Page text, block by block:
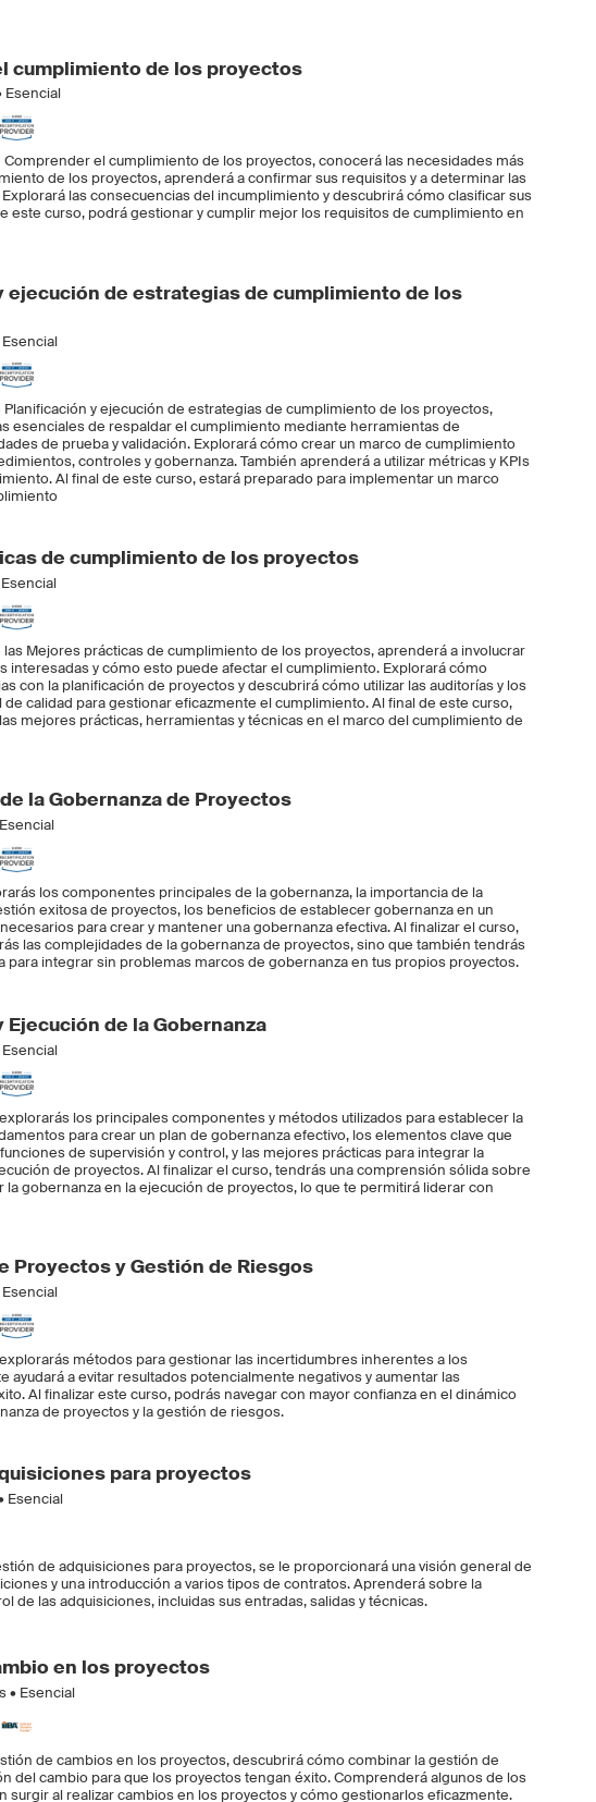
cumplimiento de los proyectos
Esencial
Comprender el cumplimiento de los proyectos, conocerá las necesidades más
de los proyectos, aprenderá a confirmar sus requisitos y a determinar las
las consecuencias del incumplimiento y descubrirá cómo clasificar sus
este curso, podrá gestionar y cumplir mejor los requisitos de cumplimiento en
ejecución de estrategias de cumplimiento de los
y ejecución de estrategias de cumplimiento de los proyectos,
esenciales de respaldar el cumplimiento mediante herramientas de
de prueba y validación. Explorará cómo crear un marco de cumplimiento
controles y gobernanza. También aprenderá a utilizar métricas y KPIs
Al final de este curso, estará preparado para implementar un marco
de cumplimiento de los proyectos
Mejores prácticas de cumplimiento de los proyectos, aprenderá a involucrar
interesadas y cómo esto puede afectar el cumplimiento. Explorará cómo
con la planificación de proyectos y descubrirá cómo utilizar las auditorías y los
calidad para gestionar eficazmente el cumplimiento. Al final de este curso,
mejores prácticas, herramientas y técnicas en el marco del cumplimiento de
la Gobernanza de Proyectos
los componentes principales de la gobernanza, la importancia de la
exitosa de proyectos, los beneficios de establecer gobernanza en un
para crear y mantener una gobernanza efectiva. Al finalizar el curso,
las complejidades de la gobernanza de proyectos, sino que también tendrás
para integrar sin problemas marcos de gobernanza en tus propios proyectos.
de la Gobernanza
los principales componentes y métodos utilizados para establecer la
para crear un plan de gobernanza efectivo, los elementos clave que
de supervisión y control, y las mejores prácticas para integrar la
de proyectos. Al finalizar el curso, tendrás una comprensión sólida sobre
gobernanza en la ejecución de proyectos, lo que te permitirá liderar con
Proyectos y Gestión de Riesgos
métodos para gestionar las incertidumbres inherentes a los
ayudará a evitar resultados potencialmente negativos y aumentar las
Al finalizar este curso, podrás navegar con mayor confianza en el dinámico
de proyectos y la gestión de riesgos.
para proyectos
Esencial
de adquisiciones para proyectos, se le proporcionará una visión general de
y una introducción a varios tipos de contratos. Aprenderá sobre la
de las adquisiciones, incluidas sus entradas, salidas y técnicas.
en los proyectos
• Esencial
de cambios en los proyectos, descubrirá cómo combinar la gestión de
del cambio para que los proyectos tengan éxito. Comprenderá algunos de los
surgir al realizar cambios en los proyectos y cómo gestionarlos eficazmente.